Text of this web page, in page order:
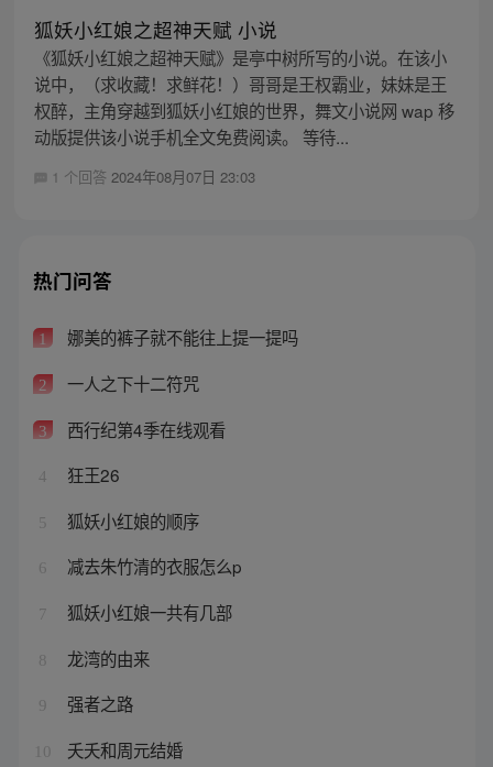
狐妖小红娘之超神天赋 小说
《狐妖小红娘之超神天赋》是亭中树所写的小说。在该小
说中，（求收藏！求鲜花！）哥哥是王权霸业，妹妹是王
权醉，主角穿越到狐妖小红娘的世界，舞文小说网 wap 移
动版提供该小说手机全文免费阅读。 等待...
1 个回答 2024年08月07日 23:03
热门问答
1 娜美的裤子就不能往上提一提吗
2 一人之下十二符咒
3 西行纪第4季在线观看
4 狂王26
5 狐妖小红娘的顺序
6 减去朱竹清的衣服怎么p
7 狐妖小红娘一共有几部
8 龙湾的由来
9 强者之路
10 夭夭和周元结婚